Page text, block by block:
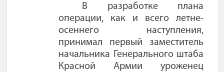
В разработке плана
операции, как и всего летне-
осеннего наступления,
принимал первый заместитель
начальника Генерального штаба
Красной Армии уроженец